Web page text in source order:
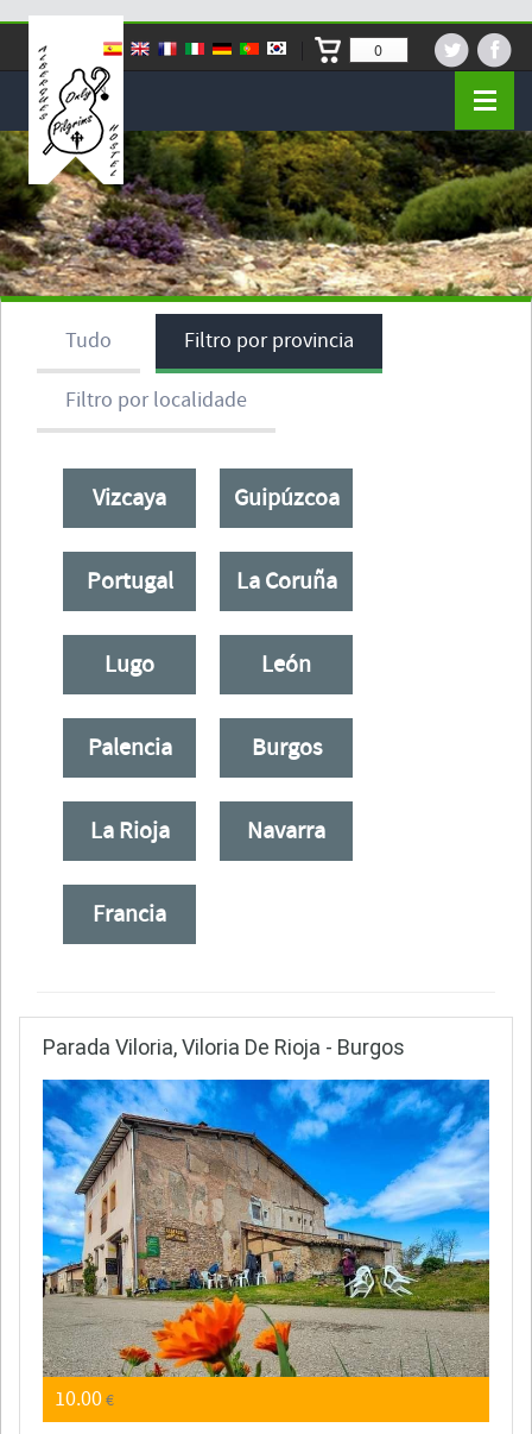
0
Tudo Filtro por provincia
Filtro por localidade
Vizcaya Guipúzcoa
Portugal La Coruña
Lugo León
Palencia Burgos
La Rioja Navarra
Francia
Parada Viloria, Viloria De Rioja - Burgos
10.00€